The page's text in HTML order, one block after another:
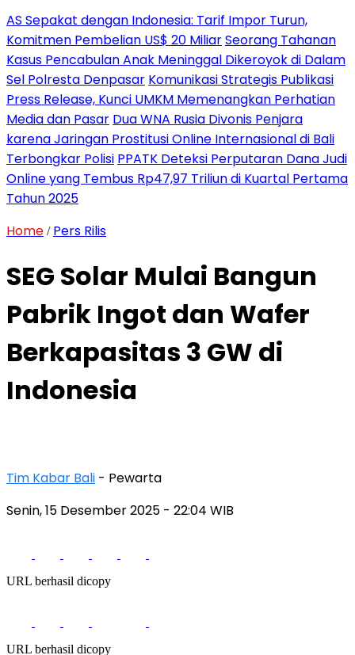
AS Sepakat dengan Indonesia: Tarif Impor Turun,
Komitmen Pembelian US$ 20 MiliarSeorang Tahanan
Kasus Pencabulan Anak Meninggal Dikeroyok di Dalam
Sel Polresta Denpasar Komunikasi Strategis Publikasi
Press Release, Kunci UMKM Memenangkan Perhatian
Media dan Pasar Dua WNA Rusia Divonis Penjara
karena Jaringan Prostitusi Online Internasional di Bali
Terbongkar Polisi PPATK Deteksi Perputaran Dana Judi
Online yang Tembus Rp47,97 Triliun di Kuartal Pertama
Tahun 2025
Home / Pers Rilis
SEG Solar Mulai Bangun
Pabrik Ingot dan Wafer
Berkapasitas 3 GW di
Indonesia
Tim Kabar Bali - Pewarta
Senin, 15 Desember 2025 - 22:04 WIB
URL berhasil dicopy
URL berhasil dicopy